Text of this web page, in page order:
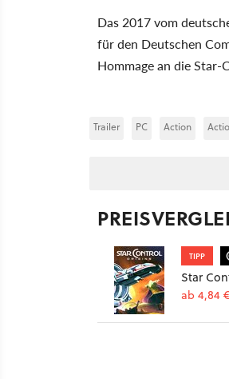
Das 2017 vom
für den Deutschen
Hommage an die Star-
Trailer PC Action
TIPP
Star
ab 4,84